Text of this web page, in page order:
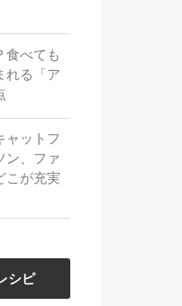
食べても
れる「ア
ャットフ
ン、ファ
こが充実
シピ